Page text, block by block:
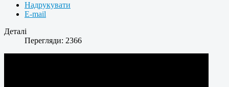
Надрукувати
E-mail
Деталі
Перегляди: 2366